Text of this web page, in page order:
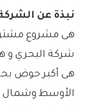
نبذة عن
هى مشروع
شركة البحري و
هى أكبر حوض
الأوسط وشمال